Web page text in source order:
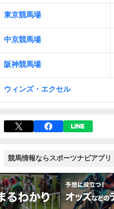
東京競馬場
中京競馬場
阪神競馬場
ウィンズ・エクセル
競馬情報ならスポーツナビアプリ